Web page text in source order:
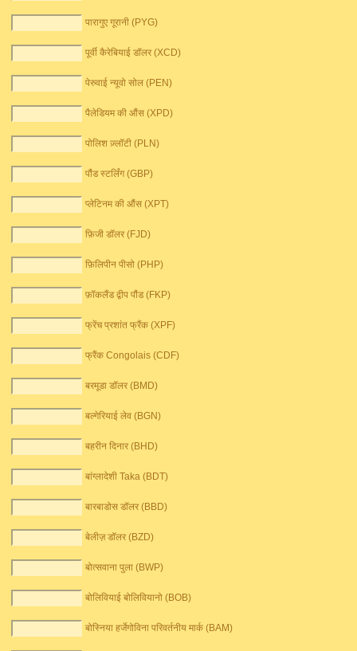
पारागुए गूरानी (PYG)
पूर्वी कैरेबियाई डॉलर (XCD)
पेरुवाई न्यूवो सोल (PEN)
पैलेडियम की औंस (XPD)
पोलिश ज़्लॉटी (PLN)
पौंड स्टर्लिंग (GBP)
प्लेटिनम की औंस (XPT)
फ़िजी डॉलर (FJD)
फ़िलिपीन पीसो (PHP)
फ़ॉकलैंड द्वीप पौंड (FKP)
फ्रेंच प्रशांत फ्रैंक (XPF)
फ्रैंक Congolais (CDF)
बरमूडा डॉलर (BMD)
बल्गेरियाई लेव (BGN)
बहरीन दिनार (BHD)
बांग्लादेशी Taka (BDT)
बारबाडोस डॉलर (BBD)
बेलीज़ डॉलर (BZD)
बोत्सवाना पुला (BWP)
बोलिवियाई बोलिवियानो (BOB)
बोस्निया हर्जेगोविना परिवर्तनीय मार्क (BAM)